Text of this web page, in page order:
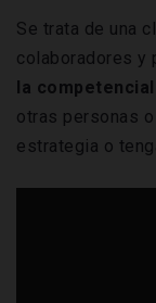
Se trata de una
colaboradores y
la
otras personas
estrategia o